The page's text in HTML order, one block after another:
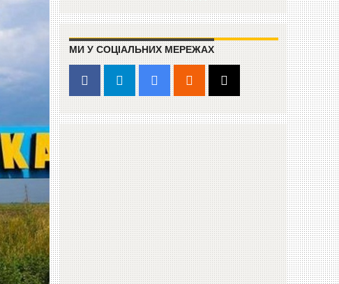
МИ У СОЦІАЛЬНИХ МЕРЕЖАХ